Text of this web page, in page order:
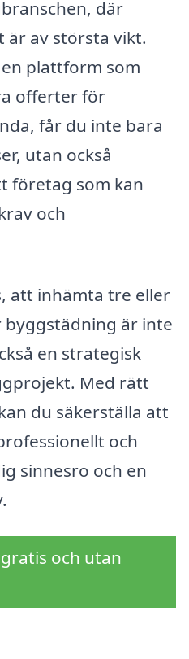
där
är av största vikt.
plattform som
offerter för
får du inte bara
utan också
företag som kan
och
att inhämta tre eller
är inte
en strategisk
Med rätt
du säkerställa att
och
sinnesro och en
och utan